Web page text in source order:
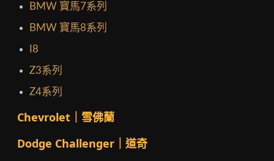
BMW 寶馬7系列
BMW 寶馬8系列
I8
Z3系列
Z4系列
Chevrolet｜雪佛蘭
Dodge Challenger｜道奇